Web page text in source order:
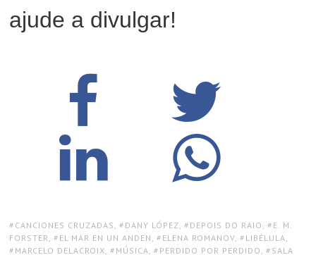
ajude a divulgar!
TAGS:
CANCIONES CRUZADAS , DANY LÓPEZ , DEPOIS DO RAIO , E. M.
FORSTER , EL MAR EN UN ANDEN , ELENA ROMANOV , LIBÉLULA
MARCELO DELACROIX , MÚSICA , PERDIDO POR PERDIDO , SALA